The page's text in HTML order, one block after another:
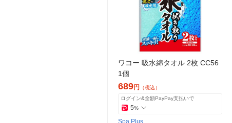
ワコー 吸水綿タオル 2枚 CC56
1個
689円 （税込）
ログイン&全額PayPay支払いで
5%
Spa Plus